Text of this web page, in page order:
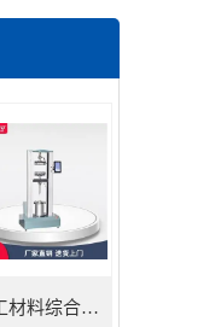
土工材料综合试验机